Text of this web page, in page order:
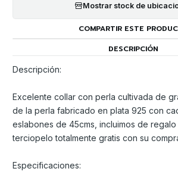
Mostrar stock de
COMPARTIR ESTE
DESCRIPCIÓN
Descripción:
Excelente collar con perla cultivada de
de la perla fabricado en plata 925 con
eslabones de 45cms, incluimos de
terciopelo totalmente gratis con su
Especificaciones: